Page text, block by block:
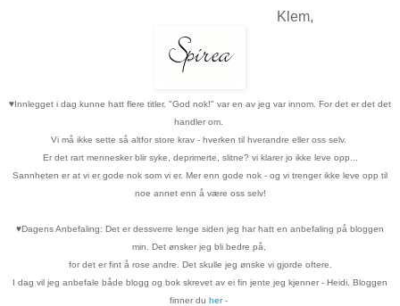
Klem,
♥Innlegget i dag kunne hatt flere titler. "God nok!" var en av jeg var innom. For det er det det
handler om.
Vi må ikke sette så altfor store krav - hverken til hverandre eller oss selv.
Er det rart mennesker blir syke, deprimerte, slitne? vi klarer jo ikke leve opp...
Sannheten er at vi er gode nok som vi er. Mer enn gode nok - og vi trenger ikke leve opp til
noe annet enn å være oss selv!
♥Dagens Anbefaling: Det er dessverre lenge siden jeg har hatt en anbefaling på bloggen
min. Det ønsker jeg bli bedre på,
for det er fint å rose andre. Det skulle jeg ønske vi gjorde oftere.
I dag vil jeg anbefale både blogg og bok skrevet av ei fin jente jeg kjenner - Heidi. Bloggen
finner du her-